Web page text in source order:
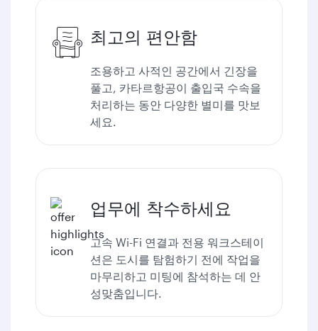
최고의 편안함
조용하고 사적인 공간에서 긴장을
풀고, 카타르항공이 출입국 수속을
처리하는 동안 다양한 별미를 맛보
세요.
업무에 착수하세요
고속 Wi-Fi 연결과 전용 워크스테이
션은 도시를 탐험하기 전에 작업을
마무리하고 미팅에 참석하는 데 안
성맞춤입니다.